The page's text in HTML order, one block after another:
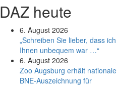
DAZ heute
6. August 2026
„Schreiben Sie lieber, dass ich
Ihnen unbequem war …“
6. August 2026
Zoo Augsburg erhält nationale
BNE-Auszeichnung für